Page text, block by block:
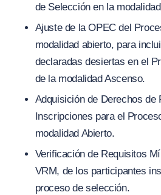
de Selección en la
Ajuste de la OPEC del
modalidad abierto, para
declaradas desiertas en el
de la modalidad Ascenso.
Adquisición de Derechos de
Inscripciones para el
modalidad Abierto.
Verificación de Requisitos
VRM, de los participantes
proceso de selección.